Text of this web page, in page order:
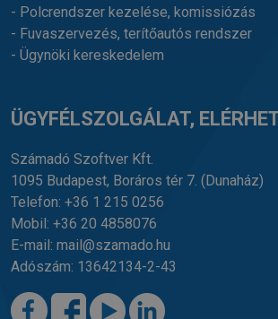
- Polcrendszer kezelése, komissiózás
- Fuvaszervezés, terítőautós rendszer
- Ügynöki kereskedelem
ÜGYFÉLSZOLGÁLAT,
Számadó Szoftver Kft.
1095 Budapest, Boráros tér 7. (Dunaház)
Telefon: +36 1 215 0256
Mobil: +36 20 4858076
E-mail: mail@szamado.hu
Adószám: 13642134-2-43